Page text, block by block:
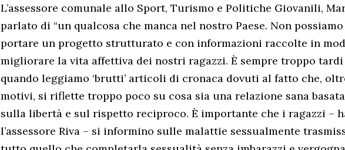
L’assessore comunale allo Sport, Turismo e Politiche Giovanili,
parlato di “un qualcosa che manca nel nostro Paese. Non
portare un progetto strutturato e con informazioni raccolte in
migliorare la vita affettiva dei nostri ragazzi. È sempre troppo
quando leggiamo ‘brutti’ articoli di cronaca dovuti al fatto che,
motivi, si riflette troppo poco su cosa sia una relazione sana
sulla libertà e sul rispetto reciproco. È importante che i ragazzi –
l’assessore Riva – si informino sulle malattie sessualmente